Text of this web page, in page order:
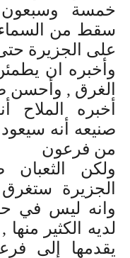
خمسة وسبعون
سقط من السماء
على الجزيرة
وأخبره ان
الغرق , وأحسن
أخبره
صنيعه أنه سيعود
من فرعون
ولكن
الجزيرة
وانه ليس في
لديه الكثير
يقدمها إلى